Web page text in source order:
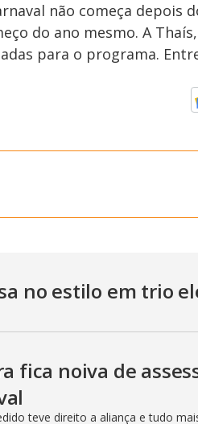
não começa depois
do ano mesmo. A
para o programa.
no estilo em trio
fica noiva de
teve direito a aliança e tudo